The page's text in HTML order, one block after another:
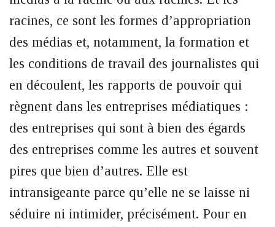
racines, ce sont les formes d’appropriation
des médias et, notamment, la formation et
les conditions de travail des journalistes qui
en découlent, les rapports de pouvoir qui
règnent dans les entreprises médiatiques :
des entreprises qui sont à bien des égards
des entreprises comme les autres et souvent
pires que bien d’autres. Elle est
intransigeante parce qu’elle ne se laisse ni
séduire ni intimider, précisément. Pour en